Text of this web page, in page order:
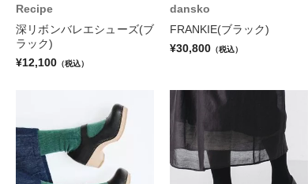
Recipe
深リボンバレエシューズ(ブ
ラック)
¥12,100 （税込）
dansko
FRANKIE(ブラック)
¥30,800 （税込）